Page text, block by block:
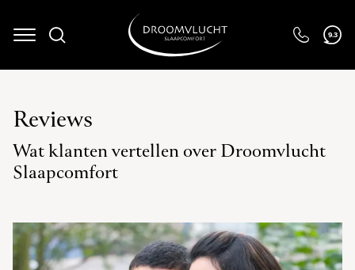
Navigation 9.3
Reviews
Wat klanten vertellen over Droomvlucht
Slaapcomfort